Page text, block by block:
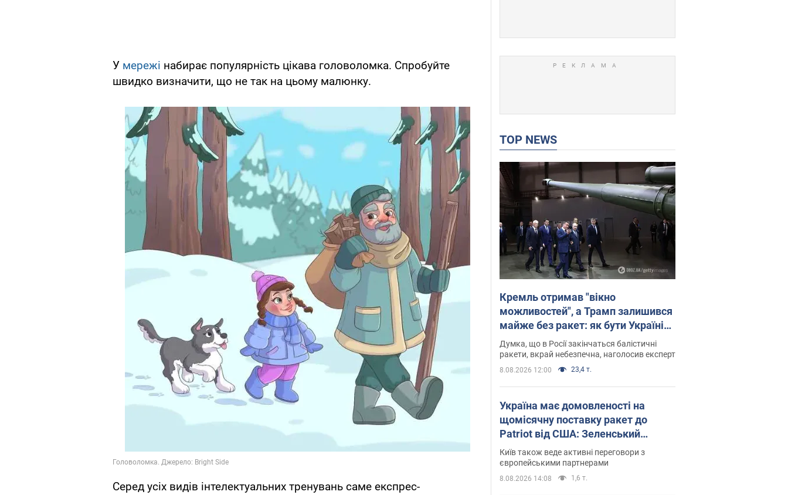
У мережі набирає популярність цікава головоломка. Спробуйте
швидко визначити, що не так на цьому малюнку.
Серед усіх видів інтелектуальних тренувань саме експрес-
TOP NEWS
Кремль отримав "вікно
можливостей", а Трамп залишився
майже без ракет: як бути Україні?
Інтерв’ю з Мельником
Думка, що в Росії закінчаться балістичні
ракети, вкрай небезпечна, наголосив експерт
8.08.2026 12:00 23,4 т.
Україна має домовленості на
щомісячну поставку ракет до
Patriot від США: Зеленський
розкрив подробиці
Київ також веде активні переговори з
європейськими партнерами
8.08.2026 14:08 1,6 т.